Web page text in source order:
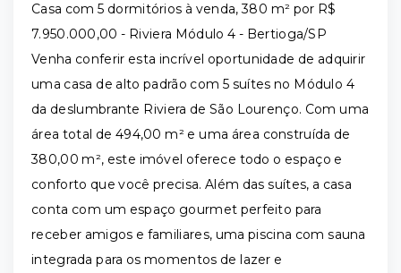
Casa com 5 dormitórios à venda, 380 m² por R$
7.950.000,00 - Riviera Módulo 4 - Bertioga/SP
Venha conferir esta incrível oportunidade de adquirir
uma casa de alto padrão com 5 suítes no Módulo 4
da deslumbrante Riviera de São Lourenço. Com uma
área total de 494,00 m² e uma área construída de
380,00 m², este imóvel oferece todo o espaço e
conforto que você precisa. Além das suítes, a casa
conta com um espaço gourmet perfeito para
receber amigos e familiares, uma piscina com sauna
integrada para os momentos de lazer e